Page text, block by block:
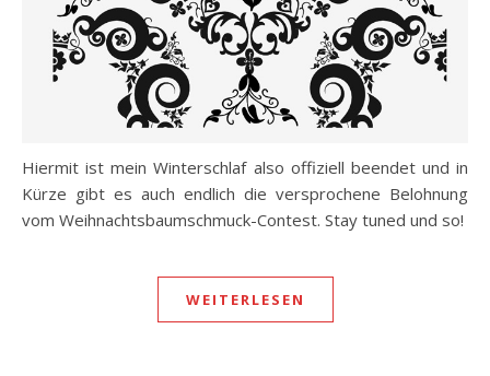
Hiermit ist mein Winterschlaf also offiziell beendet und in
Kürze gibt es auch endlich die versprochene Belohnung
vom Weihnachtsbaumschmuck-Contest. Stay tuned und so!
WEITERLESEN